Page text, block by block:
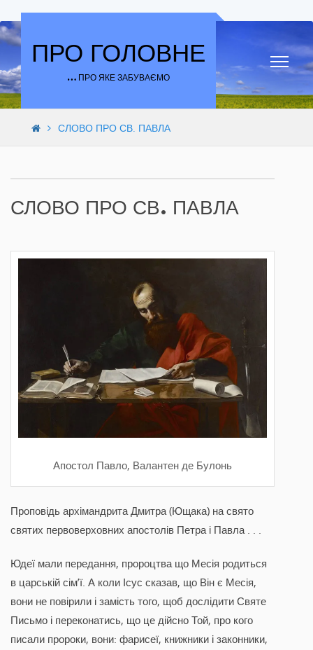
Skip to content
ПРО ГОЛОВНЕ
… ПРО ЯКЕ ЗАБУВАЄМО
СЛОВО ПРО СВ. ПАВЛА
СЛОВО ПРО СВ. ПАВЛА
Апостол Павло, Валантен де Булонь
Проповідь архімандрита Дмитра (Ющака) на свято
святих первоверховних апостолів Петра і Павла . . .
Юдеї мали передання, пророцтва що Месія родиться
в царській сім’ї. А коли Ісус сказав, що Він є Месія,
вони не повірили і замість того, щоб дослідити Святе
Письмо і переконатись, що це дійсно Той, про кого
писали пророки, вони: фарисеї, книжники і законники,